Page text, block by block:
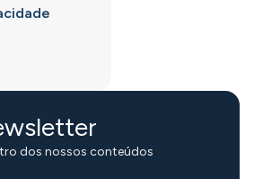
dos nossos conteúdos